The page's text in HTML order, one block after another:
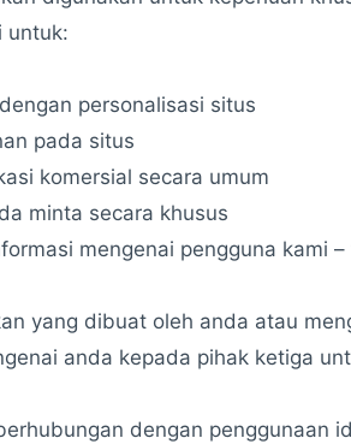
untuk:
personalisasi situs
pada situs
komersial secara umum
minta secara khusus
mengenai pengguna kami
yang dibuat oleh anda atau
anda kepada pihak ketiga
dengan penggunaan